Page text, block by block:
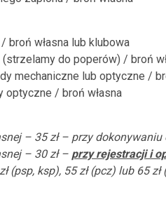
broń własna lub klubowa
do poperów) / broń
mechaniczne lub optyczne /
optyczne / broń własna
– 35 zł – przy
– 30 zł – przy rejestracji i
(psp, ksp), 55 zł (pcz) lub 65